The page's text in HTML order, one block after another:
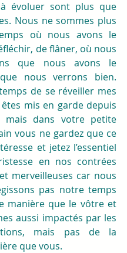
évoluer sont plus que
Nous ne sommes plus
où nous avons le
de flâner, où nous
que nous avons le
nous verrons bien.
de se réveiller mes
mis en garde depuis
mais dans votre petite
vous ne gardez que ce
et jetez l’essentiel
en nos contrées
merveilleuses car nous
pas notre temps
manière que le vôtre et
aussi impactés par les
mais pas de la
que vous.